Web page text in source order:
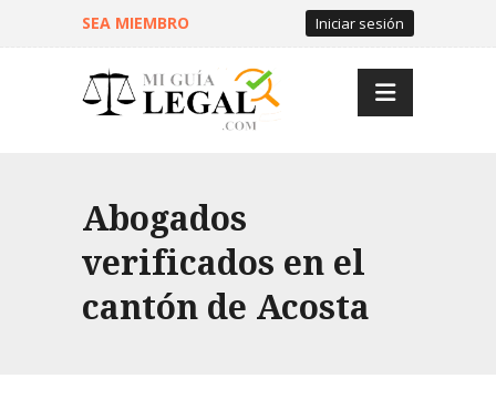
SEA MIEMBRO Iniciar sesión
Abogados
verificados en el
cantón de Acosta